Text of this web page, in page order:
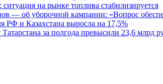
на рынке топлива стабилизируется
— об уборочной кампании: «Вопрос
РФ и Казахстана выросла на 17,5%
за полгода превысили 23,6 млрд